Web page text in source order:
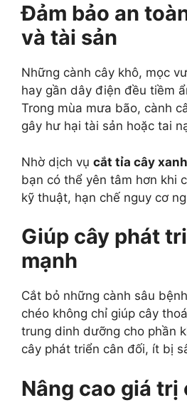
Đảm bảo an
và tài sản
Những cành cây khô, mọc
hay gần dây điện đều tiềm
Trong mùa mưa bão, cành
gây hư hại tài sản hoặc tai
Nhờ dịch vụ cắt tỉa cây
bạn có thể yên tâm hơn khi
kỹ thuật, hạn chế nguy cơ
Giúp cây phát
mạnh
Cắt bỏ những cành sâu
chéo không chỉ giúp cây
trung dinh dưỡng cho phần
cây phát triển cân đối, ít bị
Nâng cao giá trị